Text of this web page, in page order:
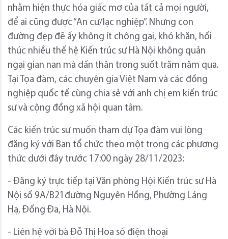
nhằm hiện thực hóa giấc mơ của tất cả mọi người,
để ai cũng được “An cư/lạc nghiệp”. Nhưng con
đường đẹp đẽ ấy không ít chông gai, khó khăn, hối
thúc nhiều thế hệ Kiến trúc sư Hà Nội không quản
ngại gian nan mà dấn thân trong suốt trăm năm qua.
Tại Tọa đàm, các chuyên gia Việt Nam và các đồng
nghiệp quốc tế cùng chia sẻ với anh chị em kiến trúc
sư và cộng đồng xã hội quan tâm.
Các kiến trúc sư muốn tham dự Tọa đàm vui lòng
đăng ký với Ban tổ chức theo một trong các phương
thức dưới đây trước 17:00 ngày 28/11/2023:
- Đăng ký trực tiếp tại Văn phòng Hội Kiến trúc sư Hà
Nội số 9A/B21đường Nguyên Hồng, Phường Láng
Hạ, Đống Đa, Hà Nội.
- Liên hệ với bà Đỗ Thị Hoa số điện thoại